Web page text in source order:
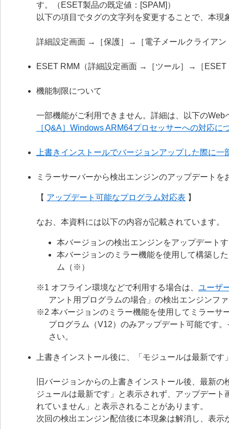
す。（ESET製品の既定値：[SPAM]）
以下の項目でタグの文字列を変更することで、本現
詳細設定画面 →［保護］→［電子メールクライア
ESET RMM（詳細設定画面 →［ツール］→［ESET
機能制限について
一部機能がご利用できません。詳細は、以下の
［Q&A］Windows ARM64プロセッサーへの対応に
上書きインストールでバージョンアップした際に
ミラーサーバーから検出エンジンのアップデート
【 アップデート可能なプログラム対応表 】
なお、本資料には以下の内容が記載されています。
本バージョンの検出エンジンをアップデート
本バージョンのミラー機能を使用して構築し
ム（※）
※1 オフライン環境などで利用する場合は、 ユーザ
アント用プログラムの場合」の検出エンジンフ
※2 本バージョンのミラー機能を使用してミラーサ
プログラム（V12）のみアップデート可能です
さい。
上書きインストール後に、「モジュールは最新です
旧バージョンからの上書きインストール後、最新
ジュールは最新です」と表示されず、アップデー
れていません」と表示されることがあります。
次回の検出エンジン配信後に本現象は解消し、表示